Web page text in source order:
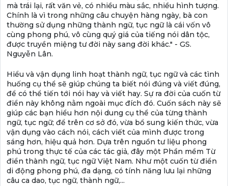
mà trái lại, rất văn vẻ, có nhiều màu sắc, nhiều hình tượng.
Chính là vì trong những câu chuyện hàng ngày, bà con
thường sử dụng những thành ngữ, tục ngữ là cái vốn vô
cùng phong phú, vô cùng quý giá của tiếng nói dân tộc,
được truyền miệng tư đời này sang đời khác." - GS.
Nguyễn Lân.
Hiểu và vận dụng linh hoạt thành ngữ, tục ngữ và các tình
huống cụ thể sẽ giúp chúng ta biết nói đúng và viết đúng,
để có thể tiến tới nói hay và viết hay. Sự ra đời của cuốn từ
điển này không nằm ngoài mục đích đó. Cuốn sách này sẽ
giúp các bạn hiểu hơn nội dung cụ thể của từng thành
ngữ, tục ngữ; để trên cơ sở đó, vừa bổ sung kiến thức, vừa
vận dụng vào cách nói, cách viết của mình được trong
sáng hơn, hiệu quả hơn. Dựa trên nguồn tư liệu phong
phú trong thực tế của các tác giả, đây một Phần mềm Từ
điển thành ngữ, tục ngữ Việt Nam. Như một cuốn từ điển
di động phong phú, đa dạng, có tính năng lưu lại những
câu ca dao, tục ngữ, thành ngữ,...